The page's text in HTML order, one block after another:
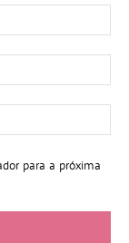
para a próxima